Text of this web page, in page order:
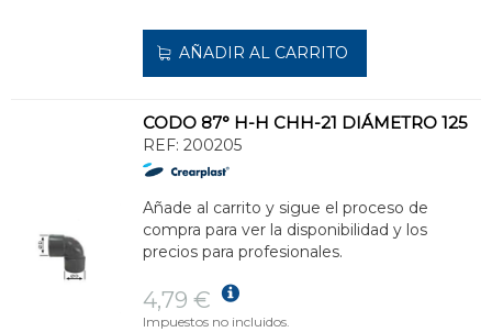
AÑADIR AL CARRITO
CODO 87° H-H CHH-21 DIÁMETRO 125
REF: 200205
Añade al carrito y sigue el proceso de
compra para ver la disponibilidad y los
precios para profesionales.
4,79 €
Impuestos no incluidos.